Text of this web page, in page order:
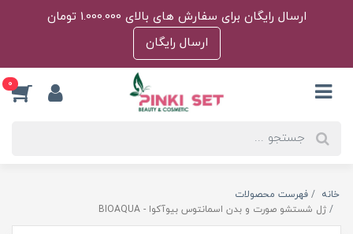
ارسال رایگان برای سفارش های بالای 1.000.000 تومان
ارسال رایگان
0
خانه
فهرست محصولات
ژل شستشو صورت و بدن اسمانتوس بیوآکوا - BIOAQUA